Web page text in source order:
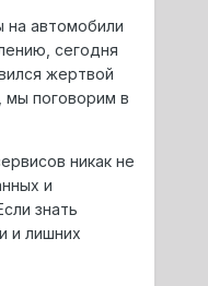
на автомобили
сегодня
жертвой
мы поговорим в
никак не
и
знать
и лишних